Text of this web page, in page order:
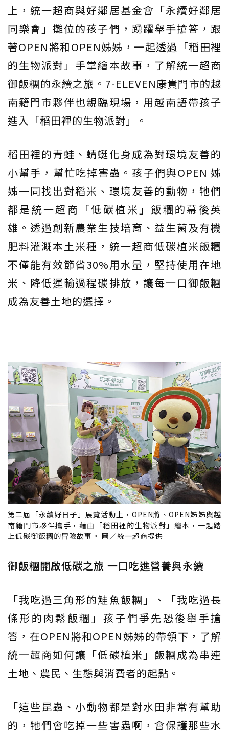
上，統一超商與好鄰居基金會「永續好鄰居
同樂會」攤位的孩子們，踴躍舉手搶答，跟
著OPEN將和OPEN姊姊，一起透過「稻田裡
的生物派對」手掌繪本故事，了解統一超商
御飯糰的永續之旅。7-ELEVEN康貴門市的越
南籍門市夥伴也親臨現場，用越南語帶孩子
進入「稻田裡的生物派對」。
稻田裡的青蛙、蜻蜓化身成為對環境友善的
小幫手，幫忙吃掉害蟲。孩子們與OPEN 姊
姊一同找出對稻米、環境友善的動物，牠們
都是統一超商「低碳植米」飯糰的幕後英
雄。透過創新農業生技培育、益生菌及有機
肥料灌溉本土米種，統一超商低碳植米飯糰
不僅能有效節省30%用水量，堅持使用在地
米、降低運輸過程碳排放，讓每一口御飯糰
成為友善土地的選擇。
第二屆「永續好日子」展覽活動上，OPEN將、OPEN姊姊與越
南籍門市夥伴攜手，藉由「稻田裡的生物派對」繪本，一起踏
上低碳御飯糰的冒險故事。 圖／統一超商提供
御飯糰開啟低碳之旅 一口吃進營養與永續
「我吃過三角形的鮭魚飯糰」、「我吃過長
條形的肉鬆飯糰」孩子們爭先恐後舉手搶
答，在OPEN將和OPEN姊姊的帶領下，了解
統一超商如何讓「低碳植米」飯糰成為串連
土地、農民、生態與消費者的起點。
「這些昆蟲、小動物都是對水田非常有幫助
的，牠們會吃掉一些害蟲啊，會保護那些水